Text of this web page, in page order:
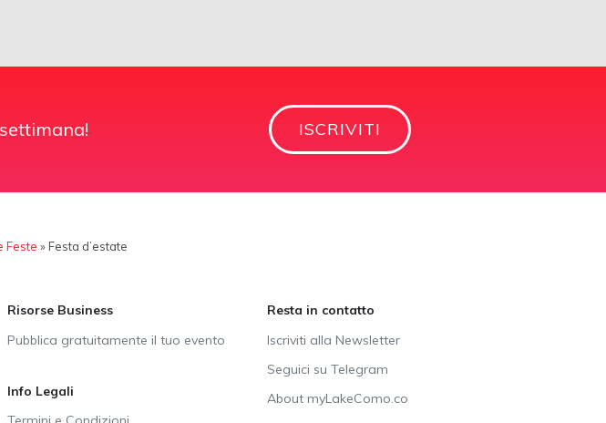
ISCRIVITI
Feste » Festa d’estate
Risorse Business
Pubblica gratuitamente il tuo evento
Info Legali
Resta in contatto
Iscriviti alla Newsletter
Seguici su Telegram
About myLakeComo.co